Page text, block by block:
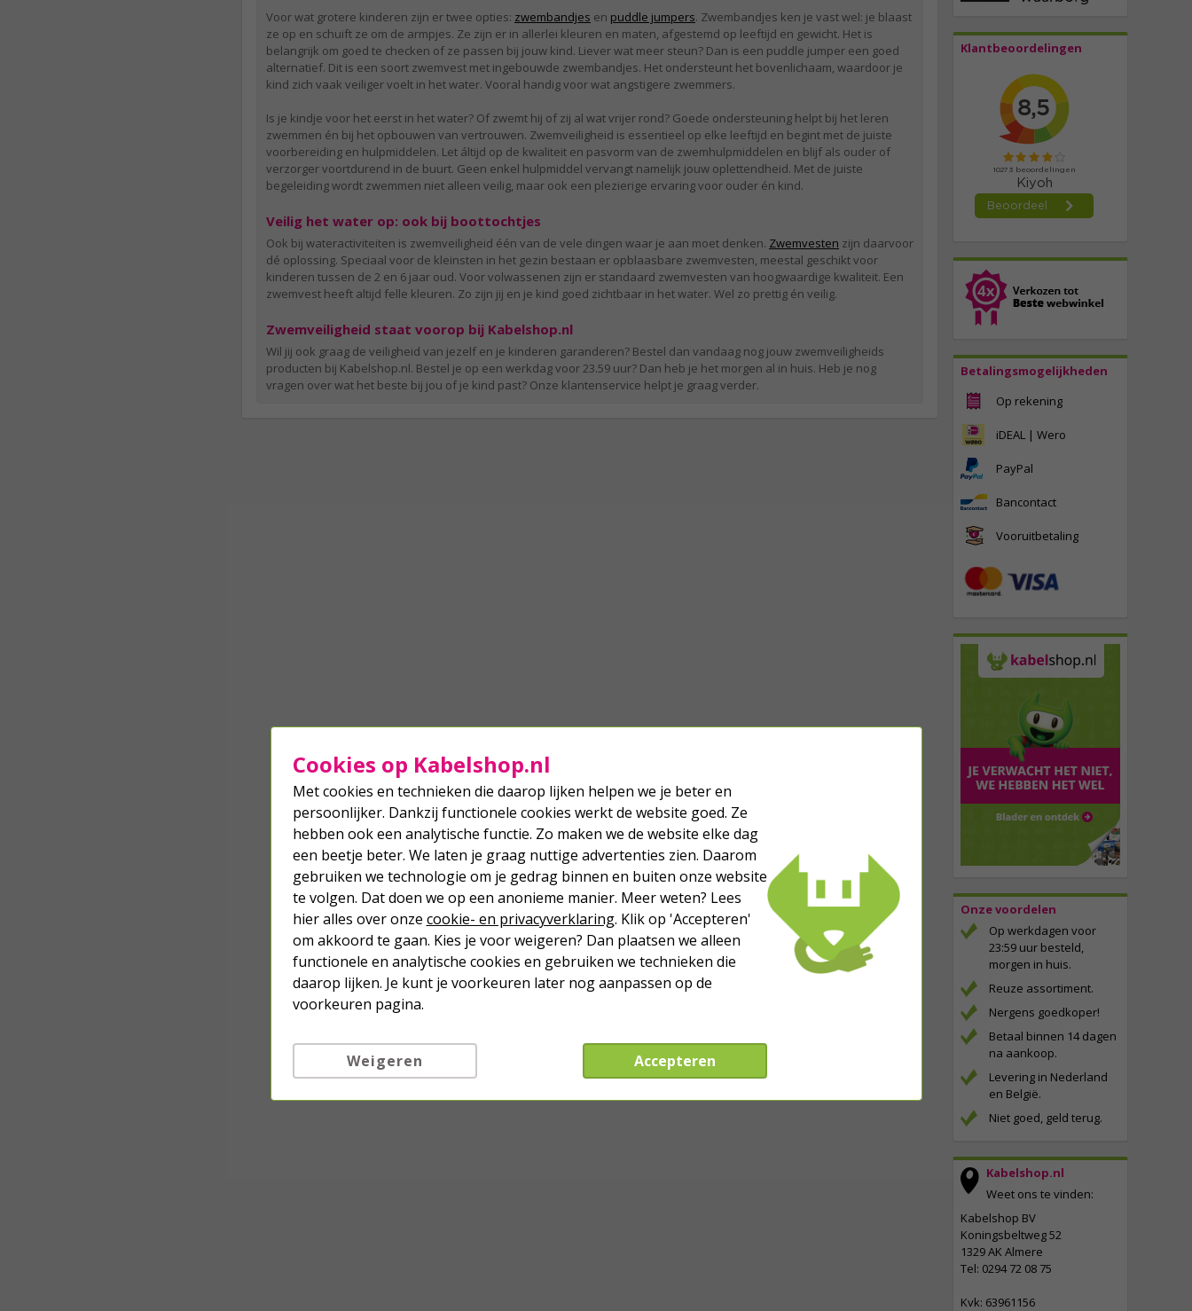
Klantbeoordelingen
Betalingsmogelijkheden
Op rekening
iDEAL | Wero
PayPal
Bancontact
Vooruitbetaling
Onze voordelen
Op werkdagen voor
23:59 uur besteld,
morgen in huis.
Reuze assortiment.
Nergens goedkoper!
Betaal binnen 14 dagen
na aankoop.
Levering in Nederland
en België.
Niet goed, geld terug.
Kabelshop.nl
Weet ons te vinden:
Kabelshop BV
Koningsbeltweg 52
1329 AK Almere
Tel: 0294 72 08 75
Kvk: 63961156
Voor wat grotere kinderen zijn er twee opties: zwembandjes en puddle jumpers. Zwembandjes ken je vast wel: je blaast
ze op en schuift ze om de armpjes. Ze zijn er in allerlei kleuren en maten, afgestemd op leeftijd en gewicht. Het is
belangrijk om goed te checken of ze passen bij jouw kind. Liever wat meer steun? Dan is een puddle jumper een goed
alternatief. Dit is een soort zwemvest met ingebouwde zwembandjes. Het ondersteunt het bovenlichaam, waardoor je
kind zich vaak veiliger voelt in het water. Vooral handig voor wat angstigere zwemmers.
Is je kindje voor het eerst in het water? Of zwemt hij of zij al wat vrijer rond? Goede ondersteuning helpt bij het leren
zwemmen én bij het opbouwen van vertrouwen. Zwemveiligheid is essentieel op elke leeftijd en begint met de juiste
voorbereiding en hulpmiddelen. Let áltijd op de kwaliteit en pasvorm van de zwemhulpmiddelen en blijf als ouder of
verzorger voortdurend in de buurt. Geen enkel hulpmiddel vervangt namelijk jouw oplettendheid. Met de juiste
begeleiding wordt zwemmen niet alleen veilig, maar ook een plezierige ervaring voor ouder én kind.
Veilig het water op: ook bij boottochtjes
Ook bij wateractiviteiten is zwemveiligheid één van de vele dingen waar je aan moet denken. Zwemvesten zijn daarvoor
dé oplossing. Speciaal voor de kleinsten in het gezin bestaan er opblaasbare zwemvesten, meestal geschikt voor
kinderen tussen de 2 en 6 jaar oud. Voor volwassenen zijn er standaard zwemvesten van hoogwaardige kwaliteit. Een
zwemvest heeft altijd felle kleuren. Zo zijn jij en je kind goed zichtbaar in het water. Wel zo prettig én veilig.
Zwemveiligheid staat voorop bij Kabelshop.nl
Wil jij ook graag de veiligheid van jezelf en je kinderen garanderen? Bestel dan vandaag nog jouw zwemveiligheids
producten bij Kabelshop.nl. Bestel je op een werkdag voor 23.59 uur? Dan heb je het morgen al in huis. Heb je nog
vragen over wat het beste bij jou of je kind past? Onze klantenservice helpt je graag verder.
Cookies op Kabelshop.nl
Met cookies en technieken die daarop lijken helpen we je beter en
persoonlijker. Dankzij functionele cookies werkt de website goed. Ze
hebben ook een analytische functie. Zo maken we de website elke dag
een beetje beter. We laten je graag nuttige advertenties zien. Daarom
gebruiken we technologie om je gedrag binnen en buiten onze website
te volgen. Dat doen we op een anonieme manier. Meer weten? Lees
hier alles over onze cookie- en privacyverklaring. Klik op 'Accepteren'
om akkoord te gaan. Kies je voor weigeren? Dan plaatsen we alleen
functionele en analytische cookies en gebruiken we technieken die
daarop lijken. Je kunt je voorkeuren later nog aanpassen op de
voorkeuren pagina.
Accepteren
Weigeren